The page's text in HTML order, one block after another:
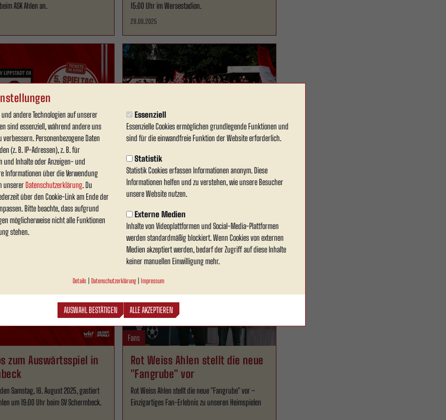
andere Technologien auf unserer
sind essenziell, während andere uns
Personenbezogene Daten
(z. B. IP-Adressen), z. B. für
und Inhalte oder Anzeigen- und
Informationen über die Verwendung
unserer Datenschutzerklärung. Du
über den Cookie-Link am Ende der
Bitte beachte, dass aufgrund
möglicherweise nicht alle Funktionen
stehen.
Essenziell
Essenzielle Cookies ermöglichen grundlegende Funktionen und
sind für die einwandfreie Funktion der Website erforderlich.
Statistik
Statistik Cookies erfassen Informationen anonym. Diese
Informationen helfen und zu verstehen, wie unsere Besucher
unsere Website nutzen.
Externe Medien
Inhalte von Videoplattformen und Social-Media-Plattformen
werden standardmäßig blockiert. Wenn Cookies von externen
Medien akzeptiert werden, bedarf der Zugriff auf diese Inhalte
keiner manuellen Einwilligung mehr.
Details Datenschutzerklärung Impressum
AUSWAHL BESTÄTIGEN ALLE AKZEPTIEREN
ASK Ahlen an.
15:00 Uhr im Wersestadion.
29.09.2025
| Ticket-VVK
Fans
Faninfos zum Auswärtsspiel in
Erkenschwick
Am kommenden Sonntag, 31.08.2025, gastiert Rot
Weiss Ahlen am Stimberg bei der SpVgg
Erkenschwick.
28.08.2025
zum Auswärtsspiel in
Samstag, 16. August 2025, gastiert
um 19:00 Uhr beim SV Schermbeck.
Fans
Rot Weiss Ahlen stellt die neue
"Fangrube" vor
Rot Weiss Ahlen stellt die neue "Fangrube" vor –
Einzigartiges Fan-Erlebnis zu unseren Heimspielen